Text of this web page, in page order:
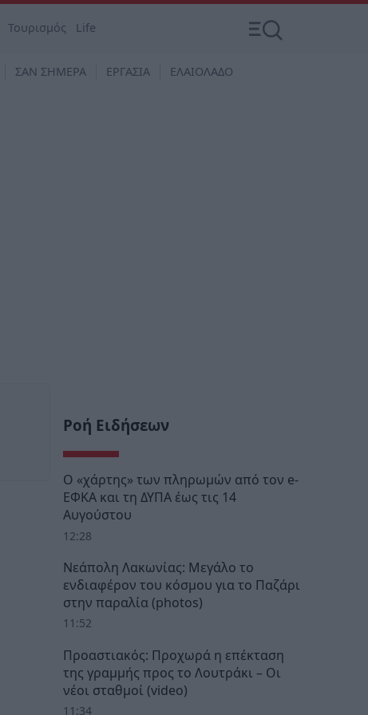
Τουρισμός Life
ΣΑΝ ΣΗΜΕΡΑ ΕΡΓΑΣΙΑ ΕΛΑΙΟΛΑΔΟ
Ροή Ειδήσεων
Ο «χάρτης» των πληρωμών από τον e-
ΕΦΚΑ και τη ΔΥΠΑ έως τις 14
Αυγούστου
12:28
Νεάπολη Λακωνίας: Μεγάλο το
ενδιαφέρον του κόσμου για το Παζάρι
στην παραλία (photos)
11:52
Προαστιακός: Προχωρά η επέκταση
της γραμμής προς το Λουτράκι – Οι
νέοι σταθμοί (video)
11:34